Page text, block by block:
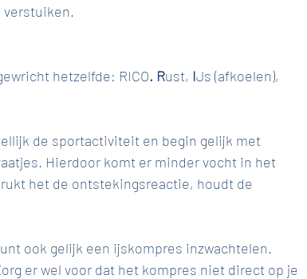
verstuiken.
hetzelfde: RICO. Rust, IJs (afkoelen),
de sportactiviteit en begin gelijk met
Hierdoor komt er minder vocht in het
het de ontstekingsreactie, houdt de
ook gelijk een ijskompres inzwachtelen.
er wel voor dat het kompres niet direct op je